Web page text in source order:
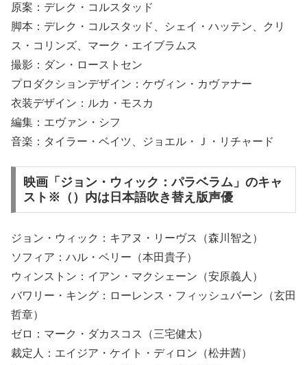
原案：デレク・コルスタッド
脚本：デレク・コルスタッド、シェイ・ハッテン、クリ
ス・コリンズ、マーク・エイブラムス
撮影：ダン・ローストセン
プロダクションデザイン：ケヴィン・カヴァナー
衣装デザイン：ルカ・モスカ
編集：エヴァン・シフ
音楽：タイラー・ベイツ、ジョエル・Ｊ・リチャード
映画「ジョン・ウィック：パラベラム」のキャ
スト※（）内は日本語吹き替え版声優
ジョン・ウィック：キアヌ・リーヴス（森川智之）
ソフィア：ハル・ベリー（本田貴子）
ウィンストン：イアン・マクシェーン（安原義人）
バワリー・キング：ローレンス・フィッシュバーン（玄田
哲章）
ゼロ：マーク・ダカスコス（三宅健太）
裁定人：エイジア・ケイト・ディロン（松井茜）